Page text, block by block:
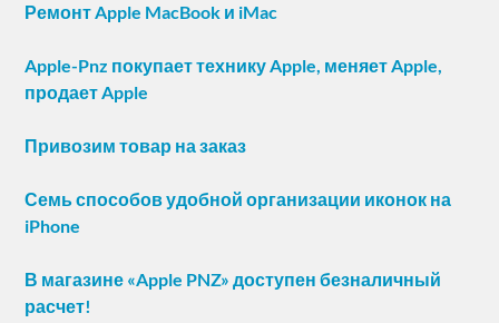
Ремонт Apple MacBook и iMac
Apple-Pnz покупает технику Apple, меняет Apple,
продает Apple
Привозим товар на заказ
Семь способов удобной организации иконок на
iPhone
В магазине «Apple PNZ» доступен безналичный
расчет!